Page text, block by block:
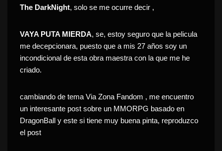
The DarkNight, solo se me ocurre decir ,
VAYA PUTA MIERDA, se, estoy seguro que la pelicula
me decepcionara, puesto que a mis 27 años soy un
incondicional de esta obra maestra con la que me he
criado.
cambiando de tema Via Zona Fandom , me encuentro
un interesante post sobre un MMORPG basado en
DragonBall y este si tiene muy buena pinta, reproduzco
el post